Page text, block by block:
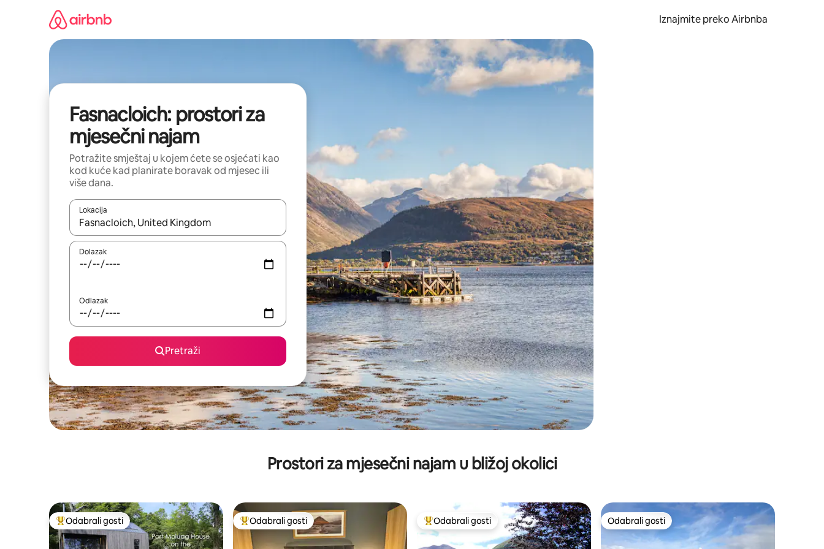
Iznajmite preko Airbnba
Fasnacloich: prostori za
mjesečni najam
Potražite smještaj u kojem ćete se osjećati kao
kod kuće kad planirate boravak od mjesec ili
više dana.
Lokacija
Kada budu dostupni rezultati, moći ćete ih pregledati koristeći se strelicama prema gore i prema dolje, kao i dodirom ili prelaskom prstom po zaslonu.
Dolazak
Odlazak
Pretraži
Prostori za mjesečni najam u bližoj okolici
Među najviše rangiranima s oznakom „Odabrali gosti”
Odabrali gosti Među najviše rangiranima s oznakom „Odabrali gosti”
Odabrali gosti Među najviše rangiranima s oznakom „Odabrali gosti”
Odabrali gosti Odabrali gosti
Odabrali gosti